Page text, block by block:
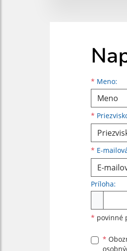
* Meno:
Meno
*
Priezvisko
* E-
E-mailová
Príloha:
* povinné
*